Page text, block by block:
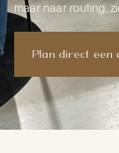
maar naar routing,
Plan direct een